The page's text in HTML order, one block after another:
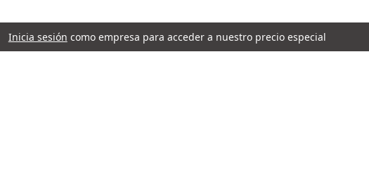
Inicia sesión como empresa para acceder a nuestro precio especial